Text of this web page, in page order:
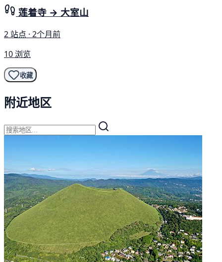
莲着寺 → 大室山
2 站点 · 2个月前
10 浏览
收藏
附近地区